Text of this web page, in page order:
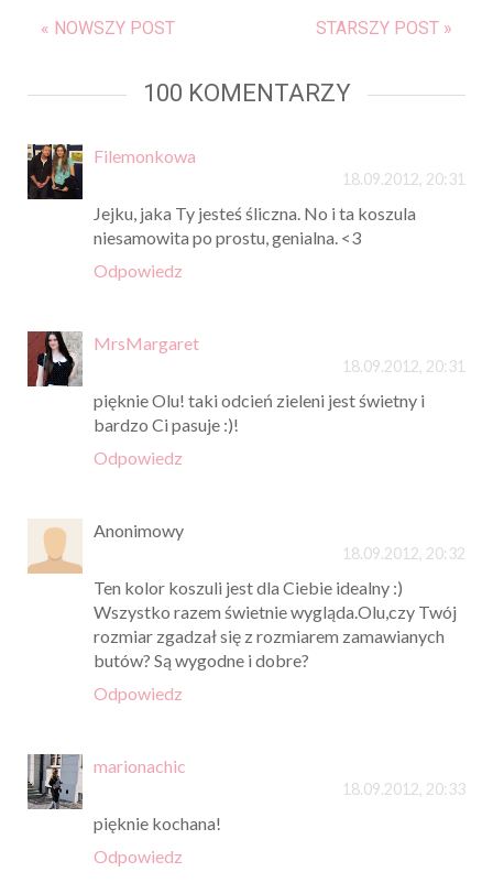
« NOWSZY POST STARSZY POST »
100 KOMENTARZY
Filemonkowa
18.09.2012, 20:31
Jejku, jaka Ty jesteś śliczna. No i ta koszula
niesamowita po prostu, genialna. <3
Odpowiedz
MrsMargaret
18.09.2012, 20:31
pięknie Olu! taki odcień zieleni jest świetny i
bardzo Ci pasuje :)!
Odpowiedz
Anonimowy
18.09.2012, 20:32
Ten kolor koszuli jest dla Ciebie idealny :)
Wszystko razem świetnie wygląda.Olu,czy Twój
rozmiar zgadzał się z rozmiarem zamawianych
butów? Są wygodne i dobre?
Odpowiedz
marionachic
18.09.2012, 20:33
pięknie kochana!
Odpowiedz